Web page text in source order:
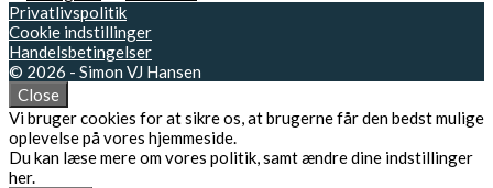
Privatlivspolitik
Cookie indstillinger
Handelsbetingelser
© 2026 - Simon VJ Hansen
Close
Vi bruger cookies for at sikre os, at brugerne får den bedst mulige
oplevelse på vores hjemmeside.
Du kan læse mere om vores politik, samt ændre dine indstillinger
her.